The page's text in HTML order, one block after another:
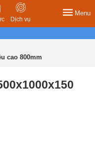
Dịch vụ
Menu
cao 800mm